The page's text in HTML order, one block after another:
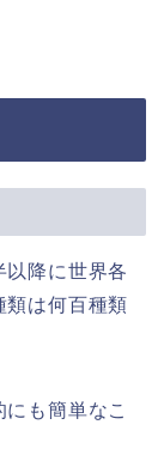
以降に世界各
は何百種類
も簡単なこ